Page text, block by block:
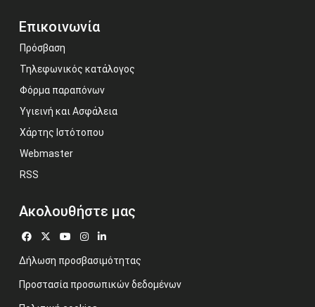
Επικοινωνία
Πρόσβαση
Τηλεφωνικός κατάλογος
Φόρμα παραπόνων
Υγιεινή και Ασφάλεια
Χάρτης Ιστότοπου
Webmaster
RSS
Ακολουθήστε μας
Δήλωση προσβασιμότητας
Προστασία προσωπικών δεδομένων